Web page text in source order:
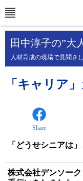
田中淳子の”大
人材育成の現場で見聞き
「キャリア
Share
「どうせシニアは
株式会社デンソー